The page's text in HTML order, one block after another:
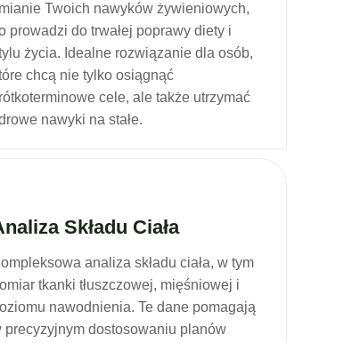
Twoich nawyków żywieniowych,
prowadzi do trwałej poprawy diety i
życia. Idealne rozwiązanie dla osób,
chcą nie tylko osiągnąć
cele, ale także utrzymać
nawyki na stałe.
Składu Ciała
analiza składu ciała, w tym
tkanki tłuszczowej, mięśniowej i
nawodnienia. Te dane pomagają
precyzyjnym dostosowaniu planów